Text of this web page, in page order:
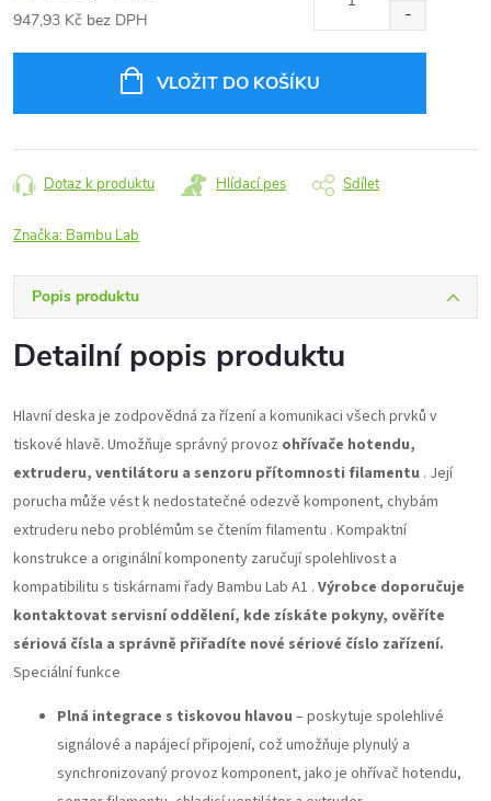
947,93 Kč bez DPH
VLOŽIT DO KOŠÍKU
Dotaz k produktu Hlídací pes Sdílet
Značka: Bambu Lab
Popis produktu
Detailní popis produktu
Hlavní deska je zodpovědná za řízení a komunikaci všech prvků v
tiskové hlavě. Umožňuje správný provoz ohřívače hotendu,
extruderu, ventilátoru a senzoru přítomnosti filamentu . Její
porucha může vést k nedostatečné odezvě komponent, chybám
extruderu nebo problémům se čtením filamentu . Kompaktní
konstrukce a originální komponenty zaručují spolehlivost a
kompatibilitu s tiskárnami řady Bambu Lab A1 . Výrobce doporučuje
kontaktovat servisní oddělení, kde získáte pokyny, ověříte
sériová čísla a správně přiřadíte nové sériové číslo zařízení.
Speciální funkce
Plná integrace s tiskovou hlavou – poskytuje spolehlivé
signálové a napájecí připojení, což umožňuje plynulý a
synchronizovaný provoz komponent, jako je ohřívač hotendu,